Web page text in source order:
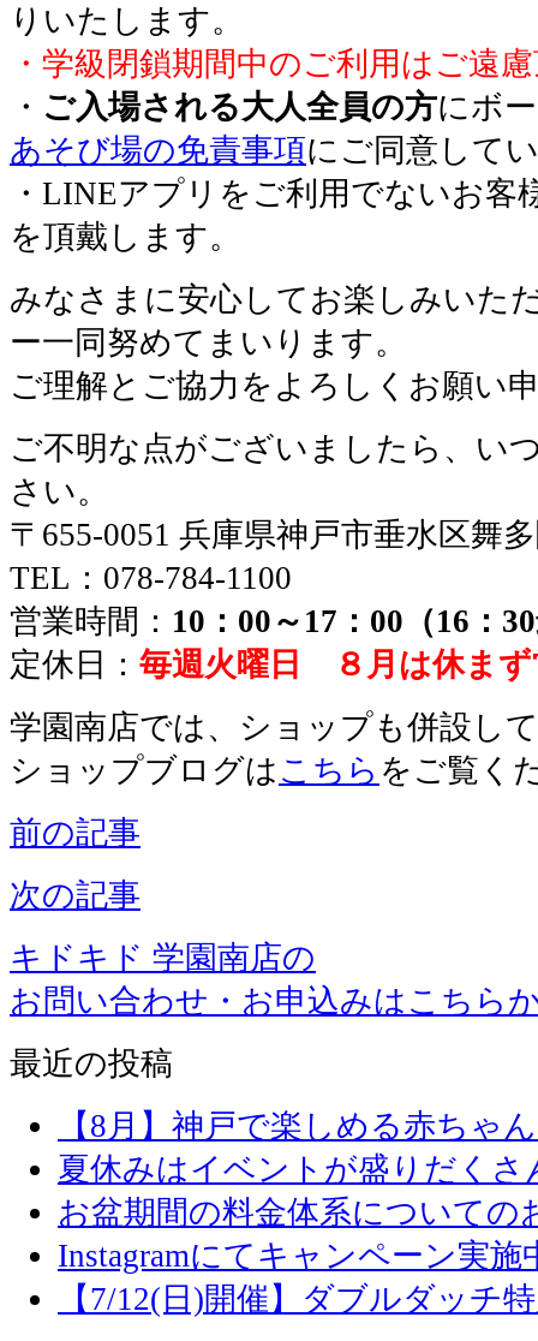
りいたします。
・学級閉鎖期間中のご利用はご遠
・ ご入場される大人全員の方にボ
あそび場の免責事項にご同意して
・LINEアプリをご利用でないお客
を頂戴します。
みなさまに安心してお楽しみいた
ー一同努めてまいります。
ご理解とご協力をよろしくお願い
ご不明な点がございましたら、い
さい。
〒655-0051 兵庫県神戸市垂水区舞
TEL：078-784-1100
営業時間： 10：00～17：00（16：
定休日： 毎週火曜日 ８月は休まず
学園南店では、ショップも併設し
ショップブログは こちら をご覧く
前の記事
次の記事
キドキド 学園南店の
お問い合わせ・お申込みはこちら
最近の投稿
【8月】神戸で楽しめる赤ちゃ
夏休みはイベントが盛りだくさ
お盆期間の料金体系についての
Instagramにてキャンペーン実施
【7/12(日)開催】ダブルダッチ